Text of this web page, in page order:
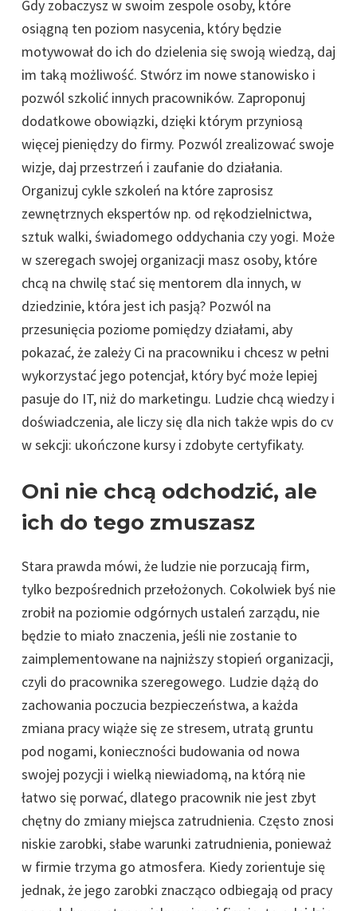
Gdy zobaczysz w swoim zespole osoby, które
osiągną ten poziom nasycenia, który będzie
motywował do ich do dzielenia się swoją wiedzą, daj
im taką możliwość. Stwórz im nowe stanowisko i
pozwól szkolić innych pracowników. Zaproponuj
dodatkowe obowiązki, dzięki którym przyniosą
więcej pieniędzy do firmy. Pozwól zrealizować swoje
wizje, daj przestrzeń i zaufanie do działania.
Organizuj cykle szkoleń na które zaprosisz
zewnętrznych ekspertów np. od rękodzielnictwa,
sztuk walki, świadomego oddychania czy yogi. Może
w szeregach swojej organizacji masz osoby, które
chcą na chwilę stać się mentorem dla innych, w
dziedzinie, która jest ich pasją? Pozwól na
przesunięcia poziome pomiędzy działami, aby
pokazać, że zależy Ci na pracowniku i chcesz w pełni
wykorzystać jego potencjał, który być może lepiej
pasuje do IT, niż do marketingu. Ludzie chcą wiedzy i
doświadczenia, ale liczy się dla nich także wpis do cv
w sekcji: ukończone kursy i zdobyte certyfikaty.
Oni nie chcą odchodzić, ale
ich do tego zmuszasz
Stara prawda mówi, że ludzie nie porzucają firm,
tylko bezpośrednich przełożonych. Cokolwiek byś nie
zrobił na poziomie odgórnych ustaleń zarządu, nie
będzie to miało znaczenia, jeśli nie zostanie to
zaimplementowane na najniższy stopień organizacji,
czyli do pracownika szeregowego. Ludzie dążą do
zachowania poczucia bezpieczeństwa, a każda
zmiana pracy wiąże się ze stresem, utratą gruntu
pod nogami, konieczności budowania od nowa
swojej pozycji i wielką niewiadomą, na którą nie
łatwo się porwać, dlatego pracownik nie jest zbyt
chętny do zmiany miejsca zatrudnienia. Często znosi
niskie zarobki, słabe warunki zatrudnienia, ponieważ
w firmie trzyma go atmosfera. Kiedy zorientuje się
jednak, że jego zarobki znacząco odbiegają od pracy